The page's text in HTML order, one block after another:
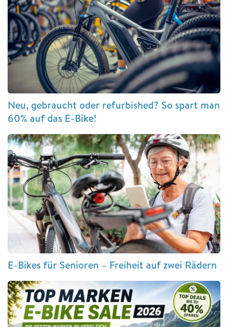
Neu, gebraucht oder refurbished? So spart man
60% auf das E-Bike!
E-Bikes für Senioren – Freiheit auf zwei Rädern